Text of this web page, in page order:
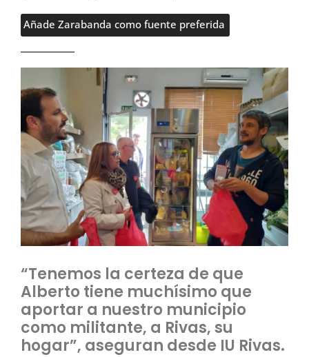
Añade Zarabanda como fuente preferida
“Tenemos la certeza de que
Alberto tiene muchísimo que
aportar a nuestro municipio
como militante, a Rivas, su
hogar”, aseguran desde IU Rivas.